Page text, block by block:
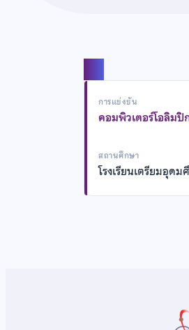
การแข่งขัน
คอมพิวเตอร์โอลิมปิ
สถานศึกษา
โรงเรียนเตรียมอุดม